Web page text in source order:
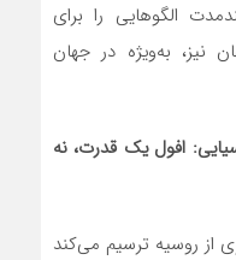
الگوهایی را برای
نیز، به‌ویژه در جهان
افول یک قدرت، نه
از روسیه ترسیم می‌کند